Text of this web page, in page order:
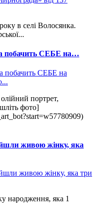
в селі Волосянка.
побачить СЕБЕ на…
портрет,
фото]
живою жінку, яка
народження, яка 1